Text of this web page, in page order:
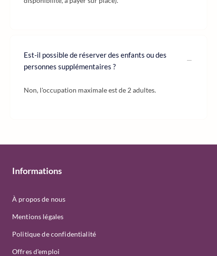
Est-il possible de réserver des enfants ou des
personnes supplémentaires ?
Non, l'occupation maximale est de 2 adultes.
Informations
À propos de nous
Mentions légales
Politique de confidentialité
Offres d'emploi